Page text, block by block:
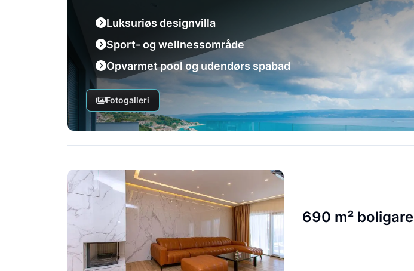
Luksuriøs designvilla
Sport- og wellnessområde
Opvarmet pool og udendørs spabad
Fotogalleri
690 m²